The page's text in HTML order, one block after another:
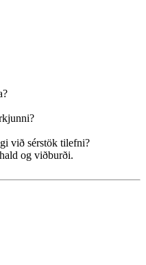
við sérstök tilefni?
og viðburði.